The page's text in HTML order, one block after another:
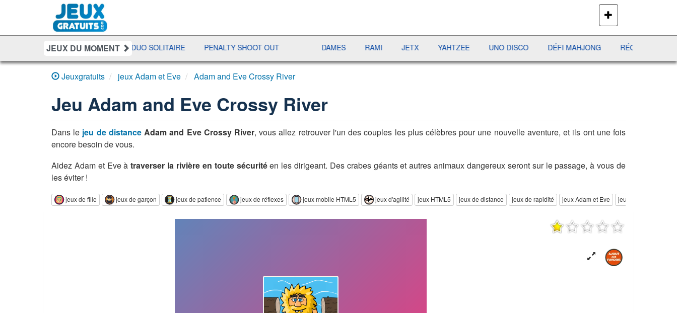
PLUS
DE
JEUX
JEUX DU MOMENT
BATAILLE NAVALE DUO SOLITAIRE PENALTY SHOOT OUT RAMI JETX YAHTZEE UNO DISCO DÉFI MAHJONG RÉCRÉ À LETTRES
Jeuxgratuits jeux Adam et Eve Adam and Eve Crossy River
Jeu Adam and Eve Crossy River
Dans le jeu de distanceAdam and Eve Crossy River, vous allez retrouver l'un des couples les plus célèbres pour une nouvelle aventure, et ils ont une fois
encore besoin de vous.
Aidez Adam et Eve àtraverser la rivière en toute sécuritéen les dirigeant. Des crabes géants et autres animaux dangereux seront sur le passage, à vous de
les éviter !
jeux de fille jeux de garçon jeux de patience jeux de réflexes jeux mobile HTML5 jeux d'agilité jeux HTML5 jeux de distance jeux de rapidité jeux Adam et Eve jeux Crossy Road